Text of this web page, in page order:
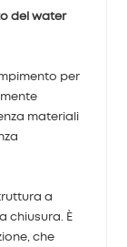
del water
per
materiali
a
chiusura. È
che